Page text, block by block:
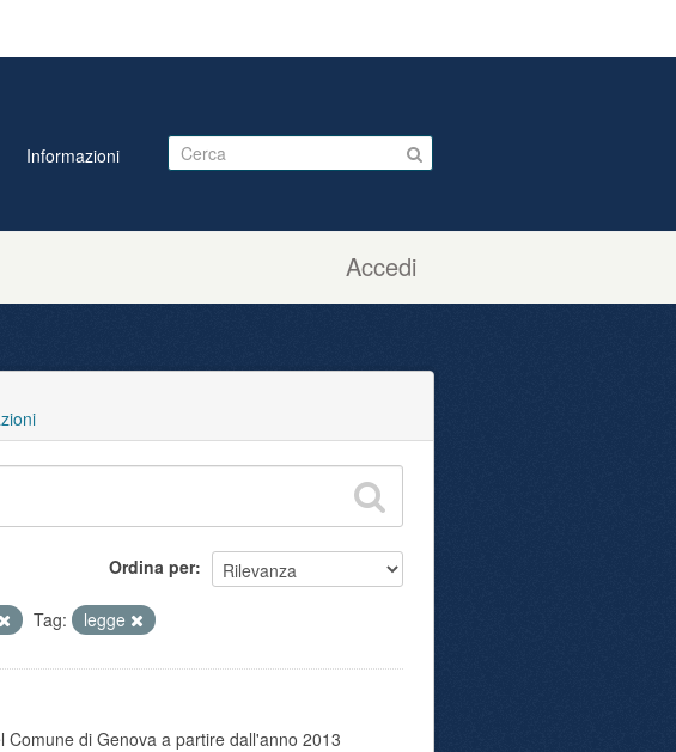
Accedi
Informazioni
Ordina per
Tag: legge
di Genova a partire dall'anno 2013